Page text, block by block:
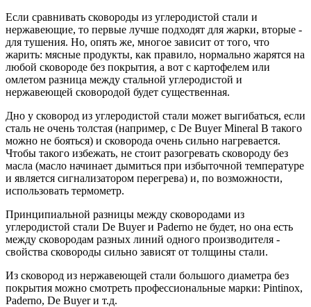
Если сравнивать сковороды из углеродистой стали и
нержавеющие, то первые лучше подходят для жарки, вторые -
для тушения. Но, опять же, многое зависит от того, что
жарить: мясные продукты, как правило, нормально жарятся на
любой сковороде без покрытия, а вот с картофелем или
омлетом разница между стальной углеродистой и
нержавеющей сковородой будет существенная.
Дно у сковород из углеродистой стали может выгибаться, если
сталь не очень толстая (например, с De Buyer Mineral B такого
можно не бояться) и сковорода очень сильно нагревается.
Чтобы такого избежать, не стоит разогревать сковороду без
масла (масло начинает дымиться при избыточной температуре
и является сигнализатором перегрева) и, по возможности,
использовать термометр.
Принципиальной разницы между сковородами из
углеродистой стали De Buyer и Paderno не будет, но она есть
между сковородам разных линий одного производителя -
свойства сковороды сильно зависят от толщины стали.
Из сковород из нержавеющей стали большого диаметра без
покрытия можно смотреть профессиональные марки: Pintinox,
Paderno, De Buyer и т.д.